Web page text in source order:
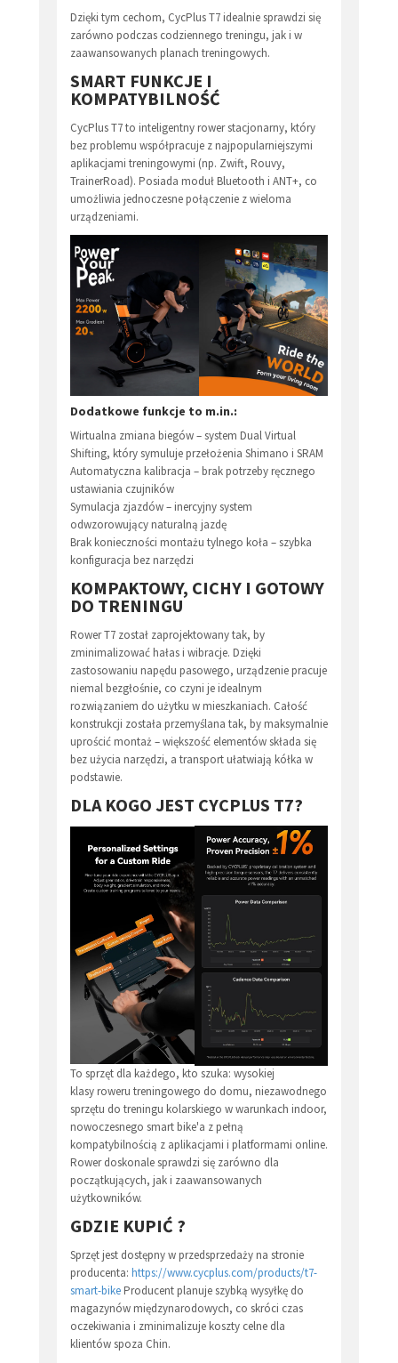
Dzięki tym cechom, CycPlus T7 idealnie sprawdzi się
zarówno podczas codziennego treningu, jak i w
zaawansowanych planach treningowych.
SMART FUNKCJE I
KOMPATYBILNOŚĆ
CycPlus T7 to inteligentny rower stacjonarny, który
bez problemu współpracuje z najpopularniejszymi
aplikacjami treningowymi (np. Zwift, Rouvy,
TrainerRoad). Posiada moduł Bluetooth i ANT+, co
umożliwia jednoczesne połączenie z wieloma
urządzeniami.
Dodatkowe funkcje to m.in.:
Wirtualna zmiana biegów – system Dual Virtual
Shifting, który symuluje przełożenia Shimano i SRAM
Automatyczna kalibracja – brak potrzeby ręcznego
ustawiania czujników
Symulacja zjazdów – inercyjny system
odwzorowujący naturalną jazdę
Brak konieczności montażu tylnego koła – szybka
konfiguracja bez narzędzi
KOMPAKTOWY, CICHY I GOTOWY
DO TRENINGU
Rower T7 został zaprojektowany tak, by
zminimalizować hałas i wibracje. Dzięki
zastosowaniu napędu pasowego, urządzenie pracuje
niemal bezgłośnie, co czyni je idealnym
rozwiązaniem do użytku w mieszkaniach. Całość
konstrukcji została przemyślana tak, by maksymalnie
uprościć montaż – większość elementów składa się
bez użycia narzędzi, a transport ułatwiają kółka w
podstawie.
DLA KOGO JEST CYCPLUS T7?
To sprzęt dla każdego, kto szuka: wysokiej
klasy roweru treningowego do domu, niezawodnego
sprzętu do treningu kolarskiego w warunkach indoor,
nowoczesnego smart bike'a z pełną
kompatybilnością z aplikacjami i platformami online.
Rower doskonale sprawdzi się zarówno dla
początkujących, jak i zaawansowanych
użytkowników.
GDZIE KUPIĆ ?
Sprzęt jest dostępny w przedsprzedaży na stronie
producenta: https://www.cycplus.com/products/t7-
smart-bike Producent planuje szybką wysyłkę do
magazynów międzynarodowych, co skróci czas
oczekiwania i zminimalizuje koszty celne dla
klientów spoza Chin.